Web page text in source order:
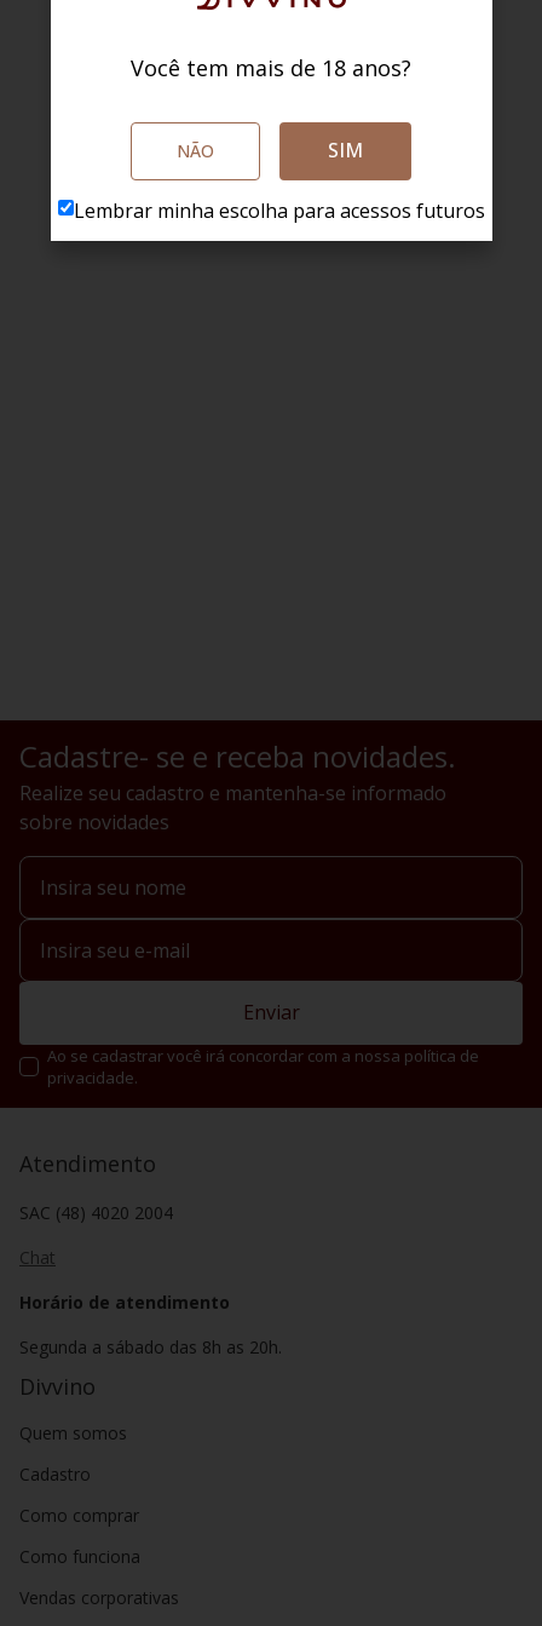
Cadastre- se e receba novidades.
Realize seu cadastro e mantenha-se informado
sobre novidades
Enviar
Ao se cadastrar você irá concordar com a nossa política de
privacidade.
Atendimento
SAC (48) 4020 2004
Chat
Horário de atendimento
Segunda a sábado das 8h as 20h.
Divvino
Quem somos
Cadastro
Como comprar
Como funciona
Vendas corporativas
Você tem mais de 18 anos?
NÃO SIM
Lembrar minha escolha para acessos futuros